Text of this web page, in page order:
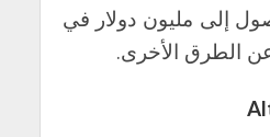
إلى مليون دولار في
الطرق الأخرى.